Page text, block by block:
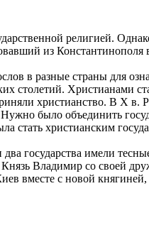
религией.
из
в разные страны для
столетий. Христианами
христианство. В X
было объединить
стать христианским
государства имели
Владимир со своей
вместе с новой